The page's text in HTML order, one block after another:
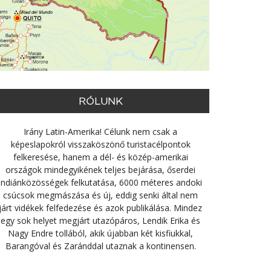
RÓLUNK
Irány Latin-Amerika! Célunk nem csak a
képeslapokról visszaköszönő turistacélpontok
felkeresése, hanem a dél- és közép-amerikai
országok mindegyikének teljes bejárása, őserdei
felkutatása, 6000 méteres andoki
csúcsok megmászása és új, eddig senki által nem
vidékek felfedezése és azok publikálása. Mindez
egy sok helyet megjárt utazópáros, Lendik Erika és
Nagy Endre tollából, akik újabban két kisfiukkal,
Barangóval és Zaránddal utaznak a kontinensen.